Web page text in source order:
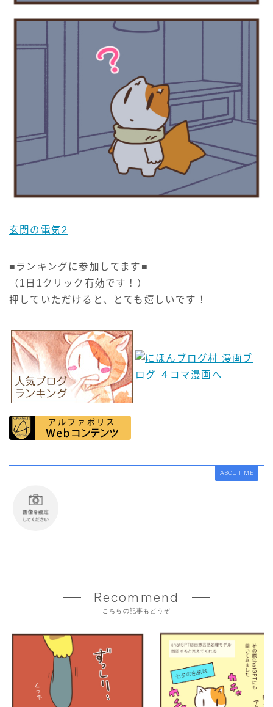
玄関の電気2
■ランキングに参加してます■
（1日1クリック有効です！）
押していただけると、とても嬉しいです！
ABOUT ME
Recommend
こちらの記事もどうぞ